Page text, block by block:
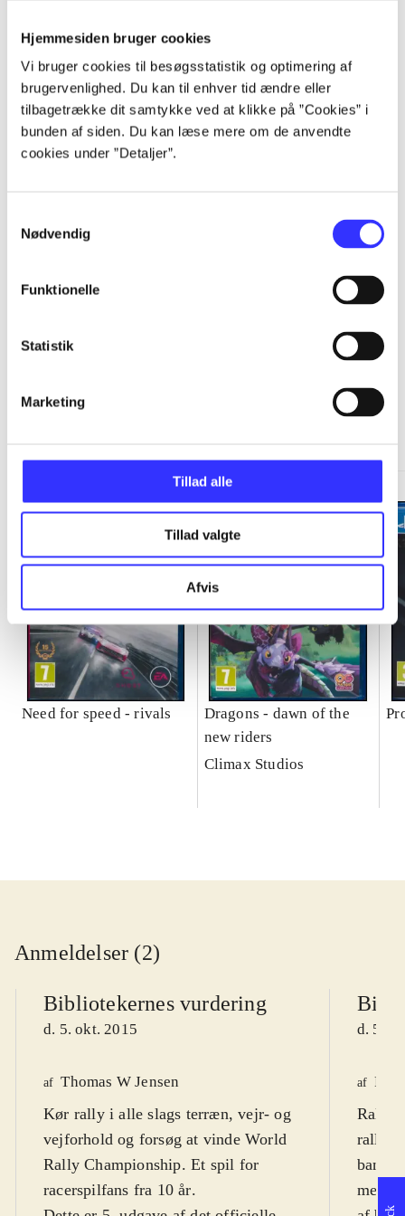
Hjemmesiden bruger cookies
Vi bruger cookies til besøgsstatistik og optimering af
brugervenlighed. Du kan til enhver tid ændre eller
tilbagetrække dit samtykke ved at klikke på ”Cookies” i
bunden af siden. Du kan læse mere om de anvendte
cookies under ”Detaljer”.
Nødvendig
Funktionelle
Statistik
Marketing
Tillad alle
Tillad valgte
Afvis
...
...
...
Need for speed - rivals
Dragons - dawn of the
new riders
Climax Studios
Anmeldelser (2)
Bibliotekernes vurdering
d. 5. okt. 2015
af Thomas W Jensen
Kør rally i alle slags terræn, vejr- og
vejforhold og forsøg at vinde World
Rally Championship. Et spil for
racerspilfans fra 10 år.
d. 5.
af
Rally-
rally-
baner